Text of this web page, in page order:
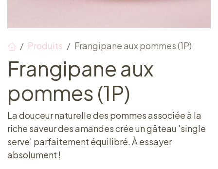
Produits Frangipane aux pommes (1P)
Frangipane aux
pommes (1P)
La douceur naturelle des pommes associée à la
riche saveur des amandes crée un gâteau 'single
serve' parfaitement équilibré. À essayer
absolument !